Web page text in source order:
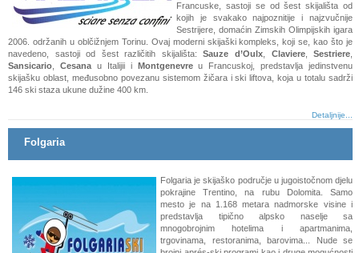
Francuske, sastoji se od šest skijališta od
kojih je svakako najpoznitije i najzvučnije
Sestrijere, domaćin Zimskih Olimpijskih igara
2006. održanih u oblčižnjem Torinu. Ovaj moderni skijaški kompleks, koji se, kao što je
navedeno, sastoji od šest različitih skijališta:Sauze d’Oulx, Claviere,Sestriere
Sansicario
Cesana u Italijii i Montgenevreu Francuskoj, predstavlja jedinstvenu
skijašku oblast, međusobno povezanu sistemom žičara i ski liftova, koja u totalu sadrži
146 ski staza ukune dužine 400 km.
Detaljnije...
Folgaria
Folgaria je skijaško područje u jugoistočnom djelu
pokrajine Trentino, na rubu Dolomita. Samo
mesto je na 1.168 metara nadmorske visine i
predstavlja tipično alpsko naselje sa
mnogobrojnim hotelima i apartmanima,
trgovinama, restoranima, barovima... Nude se